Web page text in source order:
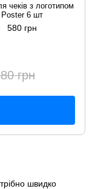
чеків з логотипом
Poster 6 шт
580 грн
грн
швидко